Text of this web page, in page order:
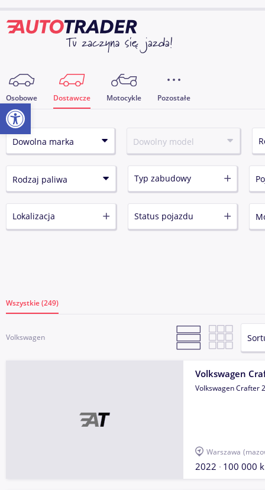
Osobowe Dostawcze Motocykle Pozostałe
Typ zabudowy
Lokalizacja Status pojazdu
Wszystkie (249)
Volkswagen
Volkswagen
Volkswagen Crafter
Warszawa
2022 100 000
Otwórz pasek narzędzi